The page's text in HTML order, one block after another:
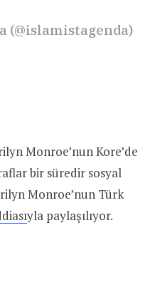
(@islamistagenda)
Monroe’nun Kore’de
bir süredir sosyal
Monroe’nun Türk
yla paylaşılıyor.